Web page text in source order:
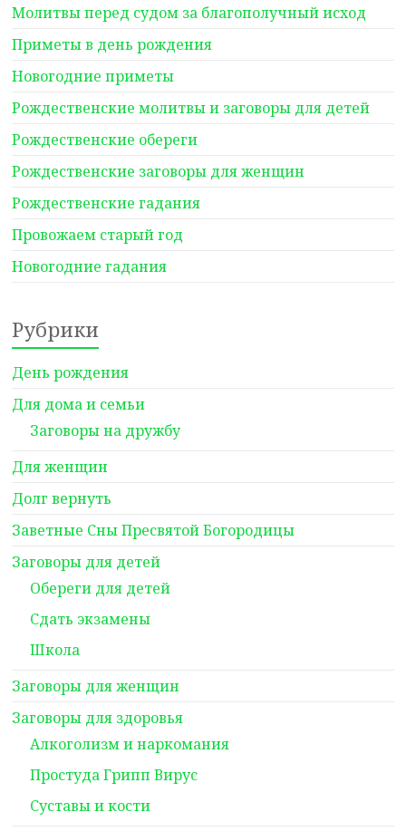
Молитвы перед судом за благополучный исход
Приметы в день рождения
Новогодние приметы
Рождественские молитвы и заговоры для детей
Рождественские обереги
Рождественские заговоры для женщин
Рождественские гадания
Провожаем старый год
Новогодние гадания
Рубрики
День рождения
Для дома и семьи
Заговоры на дружбу
Для женщин
Долг вернуть
Заветные Сны Пресвятой Богородицы
Заговоры для детей
Обереги для детей
Сдать экзамены
Школа
Заговоры для женщин
Заговоры для здоровья
Алкоголизм и наркомания
Простуда Грипп Вирус
Суставы и кости